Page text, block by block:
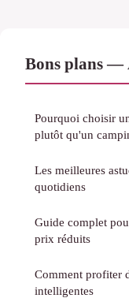
Bons plans —
Pourquoi choisir
plutôt qu'un
Les meilleures
quotidiens
Guide complet
prix réduits
Comment profiter
intelligentes